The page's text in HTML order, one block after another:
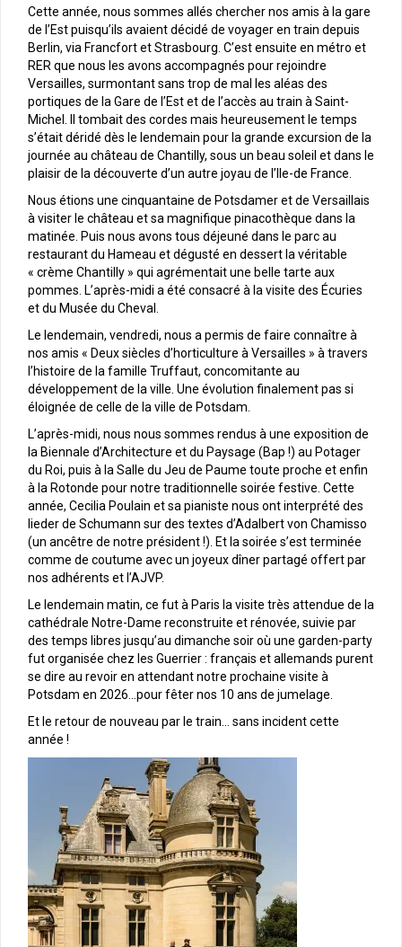
Cette année, nous sommes allés chercher nos amis à la gare
de l’Est puisqu’ils avaient décidé de voyager en train depuis
Berlin, via Francfort et Strasbourg. C’est ensuite en métro et
RER que nous les avons accompagnés pour rejoindre
Versailles, surmontant sans trop de mal les aléas des
portiques de la Gare de l’Est et de l’accès au train à Saint-
Michel. Il tombait des cordes mais heureusement le temps
s’était déridé dès le lendemain pour la grande excursion de la
journée au château de Chantilly, sous un beau soleil et dans le
plaisir de la découverte d’un autre joyau de l’Ile-de France.
Nous étions une cinquantaine de Potsdamer et de Versaillais
à visiter le château et sa magnifique pinacothèque dans la
matinée. Puis nous avons tous déjeuné dans le parc au
restaurant du Hameau et dégusté en dessert la véritable
« crème Chantilly » qui agrémentait une belle tarte aux
pommes. L’après-midi a été consacré à la visite des Écuries
et du Musée du Cheval.
Le lendemain, vendredi, nous a permis de faire connaître à
nos amis « Deux siècles d’horticulture à Versailles » à travers
l’histoire de la famille Truffaut, concomitante au
développement de la ville. Une évolution finalement pas si
éloignée de celle de la ville de Potsdam.
L’après-midi, nous nous sommes rendus à une exposition de
la Biennale d’Architecture et du Paysage (Bap !) au Potager
du Roi, puis à la Salle du Jeu de Paume toute proche et enfin
à la Rotonde pour notre traditionnelle soirée festive. Cette
année, Cecilia Poulain et sa pianiste nous ont interprété des
lieder de Schumann sur des textes d’Adalbert von Chamisso
(un ancêtre de notre président !). Et la soirée s’est terminée
comme de coutume avec un joyeux dîner partagé offert par
nos adhérents et l’AJVP.
Le lendemain matin, ce fut à Paris la visite très attendue de la
cathédrale Notre-Dame reconstruite et rénovée, suivie par
des temps libres jusqu’au dimanche soir où une garden-party
fut organisée chez les Guerrier : français et allemands purent
se dire au revoir en attendant notre prochaine visite à
Potsdam en 2026…pour fêter nos 10 ans de jumelage.
Et le retour de nouveau par le train… sans incident cette
année !